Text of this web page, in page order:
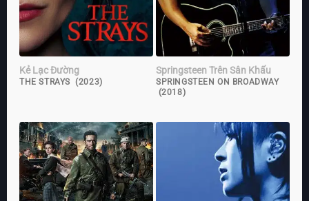
Kẻ Lạc Đường
THE STRAYS (2023)
Springsteen Trên Sân Khấu
SPRINGSTEEN ON BROADWAY
(2018)